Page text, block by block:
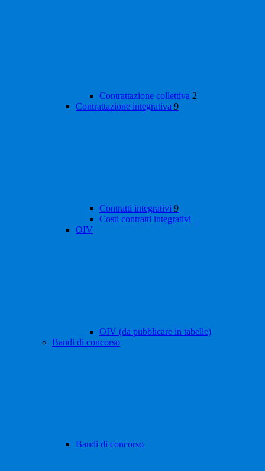
Contrattazione collettiva 2
Contrattazione integrativa 9
Contratti integrativi 9
Costi contratti integrativi
OIV
OIV (da pubblicare in tabelle)
Bandi di concorso
Bandi di concorso